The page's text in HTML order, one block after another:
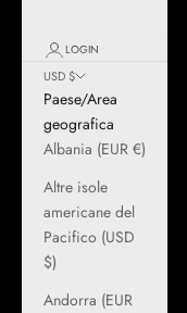
LOGIN
USD $
Paese/Area
geografica
Albania (EUR €)
Altre isole
americane del
Pacifico (USD
$)
Andorra (EUR